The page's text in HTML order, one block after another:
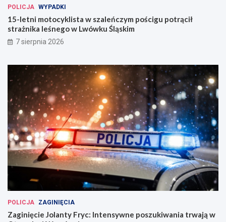
POLICJA WYPADKI
15-letni motocyklista w szaleńczym pościgu potrącił
strażnika leśnego w Lwówku Śląskim
7 sierpnia 2026
POLICJA ZAGINIĘCIA
Zaginięcie Jolanty Fryc: Intensywne poszukiwania trwają w